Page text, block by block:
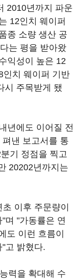
2010년까지 파운
12인치 웨이퍼
종 소량 생산 공
는 평을 받아왔
익성이 높은 12
인치 웨이퍼 기반
시 주목받게 됐
년에도 이어질 전
낸 보고서를 통
기 정점을 찍고
20202년까지는
이후 주문량이
며 "가동률은 연
도 이런 흐름이
고 밝혔다.
력을 확대해 수